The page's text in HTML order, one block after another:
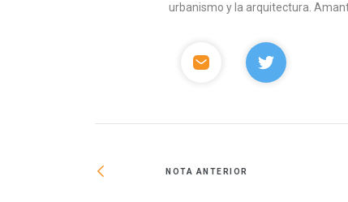
urbanismo y la arquitectura.
NOTA ANTERIOR